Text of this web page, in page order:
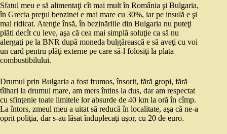
Sfatul meu e să alimentaţi cît mai mult în România şi Bulgaria,
în Grecia preţul benzinei e mai mare cu 30%, iar pe insulă e şi
mai ridicat. Atenţie însă, în bezinăriile din Bulgaria nu puteţi
plăti decît cu leve, aşa că cea mai simplă soluţie ca să nu
alergaţi pe la BNR după moneda bulgărească e să aveţi cu voi
un card pentru plăţi externe pe care să-l folosiţi la plata
combustibilului.
Drumul prin Bulgaria a fost frumos, însorit, fără gropi, fără
tîlhari la drumul mare, am mers întins la dus, dar am respectat
cu sfinţenie toate limitele lor absurde de 40 km la oră în cîmp.
La întors, zmeul meu a uitat să reducă în localitate, aşa că ne-a
oprit poliţia, dar s-au lăsat înduplecaţi uşor, cu 20 de euro.